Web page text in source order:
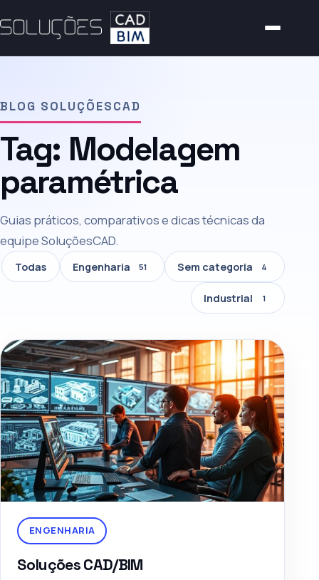
BLOG SOLUÇÕESCAD
Tag: Modelagem
paramétrica
Guias práticos, comparativos e dicas técnicas da
equipe SoluçõesCAD.
Todas Engenharia 51 Sem categoria 4
Industrial 1
ENGENHARIA
Soluções CAD/BIM